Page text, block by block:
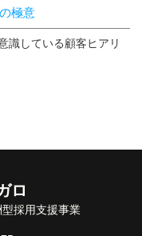
極意
識している顧客ヒアリ
ロ
採用支援事業